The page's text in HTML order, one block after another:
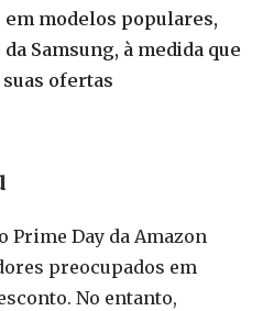
modelos populares,
Samsung, à medida que
ofertas
Prime Day da Amazon
preocupados em
No entanto,